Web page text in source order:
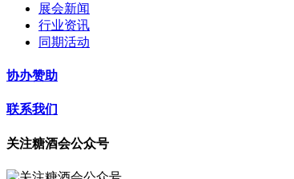
展会新闻
行业资讯
同期活动
协办赞助
联系我们
关注糖酒会公众号